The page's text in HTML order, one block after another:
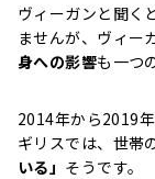
ヴィーガンと聞く
ませんが、ヴィー
身への影響も一つ
2014年から2019
ギリスでは、世帯
いる」 そうです。